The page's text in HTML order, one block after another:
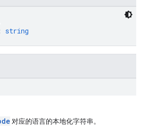
string
对应的语言的本地化字符串。